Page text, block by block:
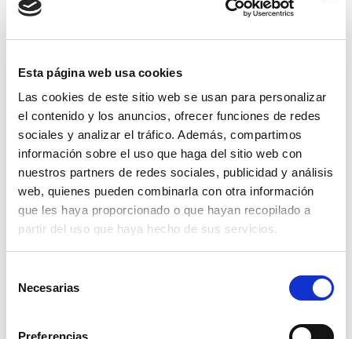
Esta página web usa cookies
Las cookies de este sitio web se usan para personalizar
el contenido y los anuncios, ofrecer funciones de redes
sociales y analizar el tráfico. Además, compartimos
información sobre el uso que haga del sitio web con
nuestros partners de redes sociales, publicidad y análisis
web, quienes pueden combinarla con otra información
que les haya proporcionado o que hayan recopilado a
partir del uso que haya hecho de sus servicios.
Necesarias
Preferencias
Disney Puzzle Df Plus 24 Minnie
Read more